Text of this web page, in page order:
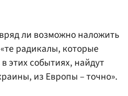
ли возможно наложить
радикалы, которые
этих событиях, найдут
из Европы – точно».